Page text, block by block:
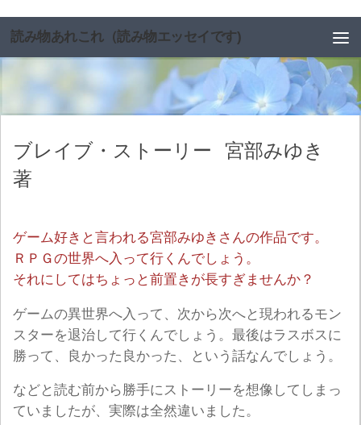
読み物あれこれ（読み物エッセイです)
ブレイブ・ストーリー
宮部みゆき
著
ゲーム好きと言われる宮部みゆきさんの作品です。
ＲＰＧの世界へ入って行くんでしょう。
それにしてはちょっと前置きが長すぎませんか？
ゲームの異世界へ入って、次から次へと現われるモン
スターを退治して行くんでしょう。最後はラスボスに
勝って、良かった良かった、という話なんでしょう。
などと読む前から勝手にストーリーを想像してしまっ
ていましたが、実際は全然違いました。